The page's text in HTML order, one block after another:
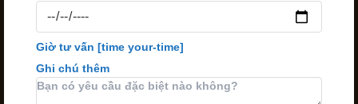
Giờ tư vấn [time your-time]
Ghi chú thêm